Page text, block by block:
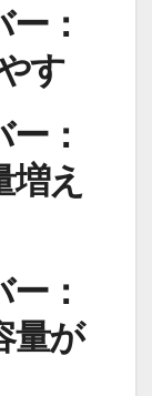
：
す
：
え
：
量が